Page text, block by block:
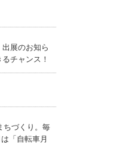
出展のお知ら
チャンス！
ちづくり。毎
「自転車月